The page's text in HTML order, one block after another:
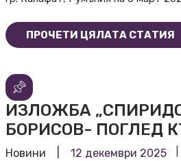
ПРОЧЕТИ ЦЯЛАТА СТАТИЯ
ИЗЛОЖБА
БОРИСОВ- ПОГЛЕД
Новини 12 декември 2025